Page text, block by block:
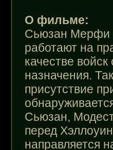
О фильме:
Сьюзан Мерфи
работают на
качестве
назначения.
присутствие
Сьюзан,
перед
направляется